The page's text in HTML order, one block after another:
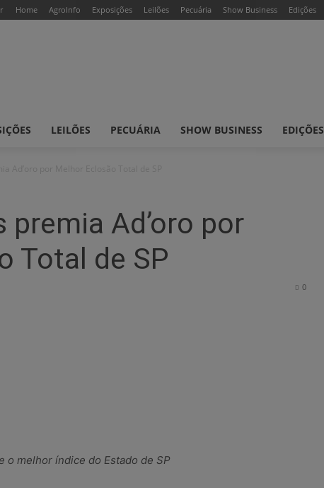
Home AgroInfo Exposições Leilões Pecuária Show Business Edições
LEILÕES PECUÁRIA SHOW BUSINESS EDIÇÕES
Ad’oro por
Total de SP
0
o melhor índice do Estado de SP